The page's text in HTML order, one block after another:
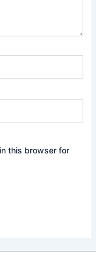
this browser for